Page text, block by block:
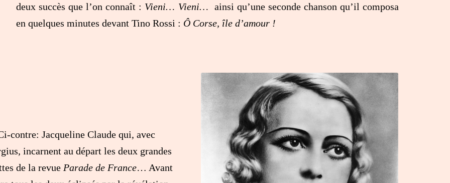
deux succès que l’on connaît : Vieni… Vieni… ainsi qu’une seconde chanson qu’il composa
en quelques minutes devant Tino Rossi : Ô Corse, île d’amour !
contre: Jacqueline Claude qui, avec
incarnent au départ les deux grandes
de la revue Parade de France… Avant